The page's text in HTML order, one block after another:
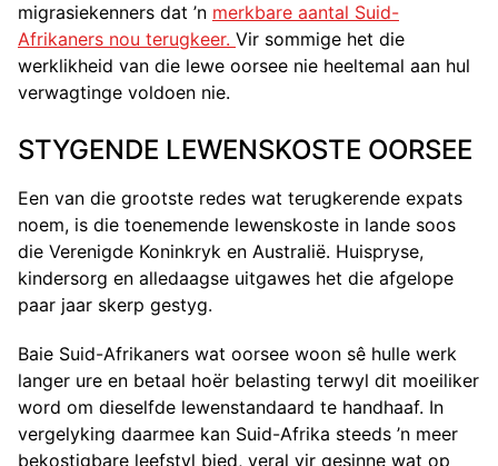
migrasiekenners dat ’n merkbare aantal Suid-
Afrikaners nou terugkeer. Vir sommige het die
werklikheid van die lewe oorsee nie heeltemal aan hul
verwagtinge voldoen nie.
STYGENDE LEWENSKOSTE OORSEE
Een van die grootste redes wat terugkerende expats
noem, is die toenemende lewenskoste in lande soos
die Verenigde Koninkryk en Australië. Huispryse,
kindersorg en alledaagse uitgawes het die afgelope
paar jaar skerp gestyg.
Baie Suid-Afrikaners wat oorsee woon sê hulle werk
langer ure en betaal hoër belasting terwyl dit moeiliker
word om dieselfde lewenstandaard te handhaaf. In
vergelyking daarmee kan Suid-Afrika steeds ’n meer
bekostigbare leefstyl bied, veral vir gesinne wat op